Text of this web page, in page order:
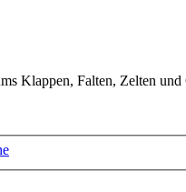
Klappen, Falten, Zelten und